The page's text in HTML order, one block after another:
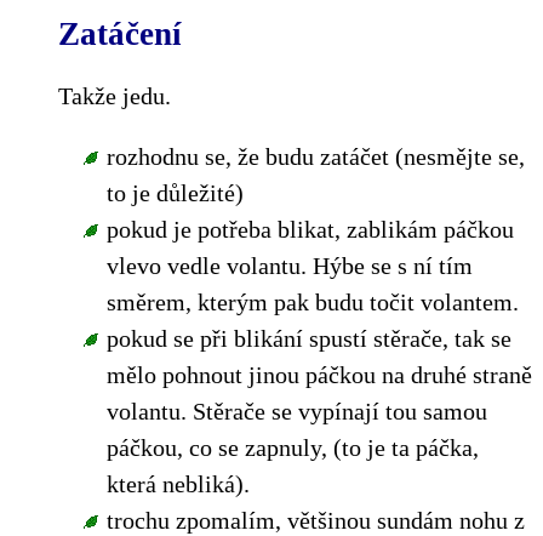
Zatáčení
Takže jedu.
rozhodnu se, že budu zatáčet (nesmějte se,
to je důležité)
pokud je potřeba blikat, zablikám páčkou
vlevo vedle volantu. Hýbe se s ní tím
směrem, kterým pak budu točit volantem.
pokud se při blikání spustí stěrače, tak se
mělo pohnout jinou páčkou na druhé straně
volantu. Stěrače se vypínají tou samou
páčkou, co se zapnuly, (to je ta páčka,
která nebliká).
trochu zpomalím, většinou sundám nohu z